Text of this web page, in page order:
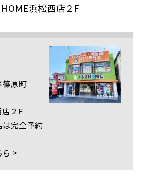
浜松西店２F
篠原町
２F
完全予約
ら >